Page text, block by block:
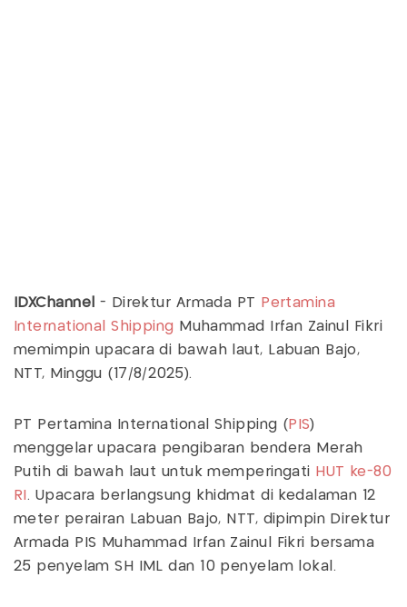
IDXChannel - Direktur Armada PT
Pertamina
International Shipping
Muhammad Irfan Zainul Fikri
memimpin upacara di bawah laut, Labuan Bajo,
NTT, Minggu (17/8/2025).
PT Pertamina International Shipping ( PIS)
menggelar upacara pengibaran bendera Merah
Putih di bawah laut untuk memperingati HUT ke-80
RI . Upacara berlangsung khidmat di kedalaman 12
meter perairan Labuan Bajo, NTT, dipimpin Direktur
Armada PIS Muhammad Irfan Zainul Fikri bersama
25 penyelam SH IML dan 10 penyelam lokal.